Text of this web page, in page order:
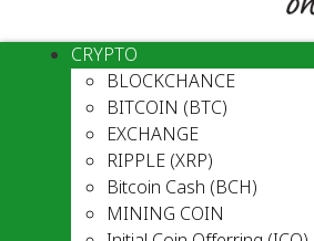
CRYPTO
BLOCKCHANCE
BITCOIN (BTC)
EXCHANGE
RIPPLE (XRP)
Bitcoin Cash (BCH)
MINING COIN